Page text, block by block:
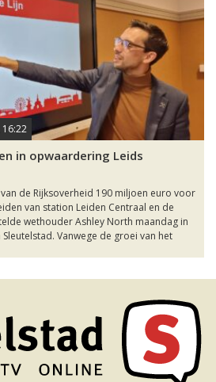
in opwaardering Leids
de Rijksoverheid 190 miljoen euro voor
van station Leiden Centraal en de
wethouder Ashley North maandag in
Vanwege de groei van het